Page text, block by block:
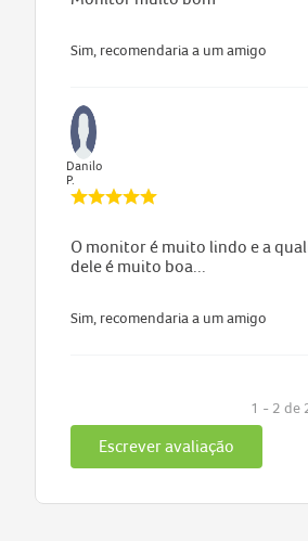
Sim, recomendaria a um amigo
Danilo
P.
O monitor é muito lindo e a
dele é muito boa...
Sim, recomendaria a um amigo
1 - 2de
Escrever avaliação